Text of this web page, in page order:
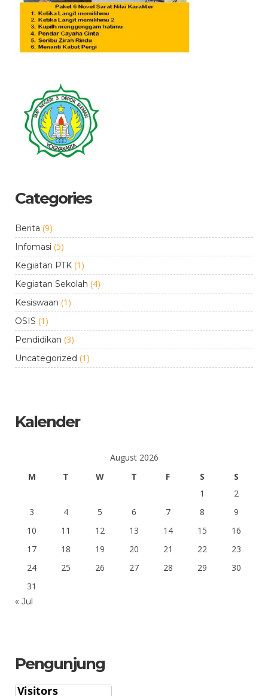
Categories
Berita (9)
Infomasi (5)
Kegiatan PTK (1)
Kegiatan Sekolah (4)
Kesiswaan (1)
OSIS (1)
Pendidikan (3)
Uncategorized (1)
Kalender
August 2026
M
T W T F S
S
1
2
3
4 5 6 7 8
9
10
11 12 13 14 15
16
17
18 19 20 21 22
23
24
25 26 27 28 29
30
31
« Jul
Pengunjung